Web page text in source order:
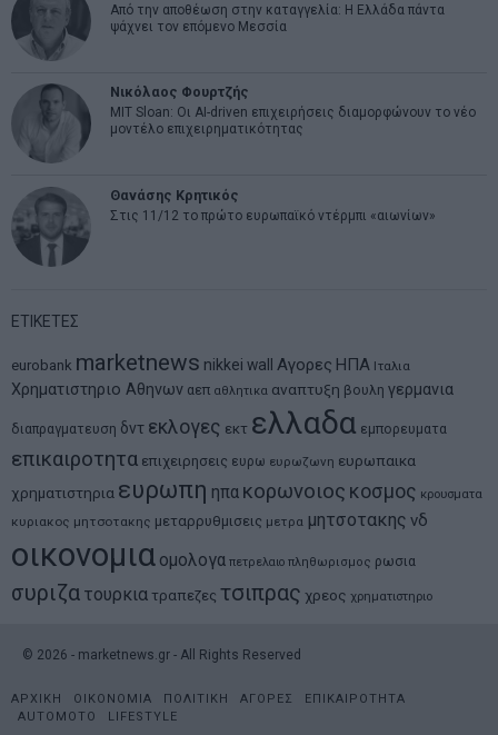
Από την αποθέωση στην καταγγελία: Η Ελλάδα πάντα
ψάχνει τον επόμενο Μεσσία
Νικόλαος Φουρτζής
MIT Sloan: Οι AI-driven επιχειρήσεις διαμορφώνουν το νέο
μοντέλο επιχειρηματικότητας
Θανάσης Κρητικός
Στις 11/12 το πρώτο ευρωπαϊκό ντέρμπι «αιωνίων»
ΕΤΙΚΕΤΕΣ
eurobank marketnews nikkei wall Αγορες ΗΠΑ Ιταλια
Χρηματιστηριο Αθηνων αεπ αθλητικα αναπτυξη βουλη γερμανια
διαπραγματευση δντ εκλογες εκτ ελλαδα εμπορευματα
επικαιροτητα επιχειρησεις ευρω ευρωζωνη ευρωπαικα
χρηματιστηρια ευρωπη ηπα κορωνοιος κοσμος κρουσματα
κυριακος μητσοτακης μεταρρυθμισεις μετρα μητσοτακης νδ
οικονομια ομολογα πετρελαιο πληθωρισμος ρωσια
συριζα τουρκια τραπεζες τσιπρας χρεος χρηματιστηριο
© 2026 - marketnews.gr - All Rights Reserved
ΑΡΧΙΚΗ ΟΙΚΟΝΟΜΙΑ ΠΟΛΙΤΙΚΗ ΑΓΟΡΕΣ
ΕΠΙΚΑΙΡΟΤΗΤΑ
AUTOMOTO
LIFESTYLE